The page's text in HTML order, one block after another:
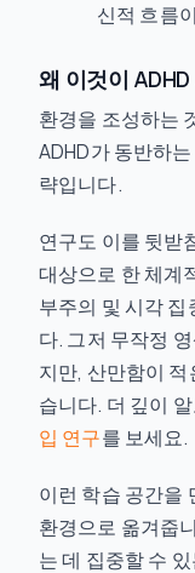
신적 흐름
왜 이것이
환경을 조성하는
ADHD가 동반하
략입니다.
연구도 이를 뒷받
대상으로 한 체계
부주의 및 시각
다. 그저 무작정
지만, 산만함이
습니다. 더 깊이
입 연구를 보세요.
이런 학습 공간을
환경으로 옮겨줍
는 데 집중할 수